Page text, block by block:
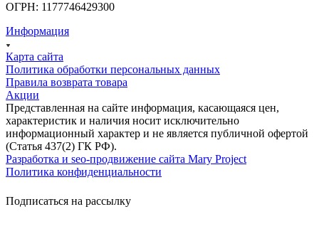
ОГРН: 1177746429300
Информация
Карта сайта
Политика обработки персональных данных
Правила возврата товара
Акции
Представленная на сайте информация, касающаяся цен,
характеристик и наличия носит исключительно
информационный характер и не является публичной офертой
(Статья 437(2) ГК РФ).
Разработка и seo-продвижение сайта Mary Project
Политика конфиденциальности
Подписаться на рассылку